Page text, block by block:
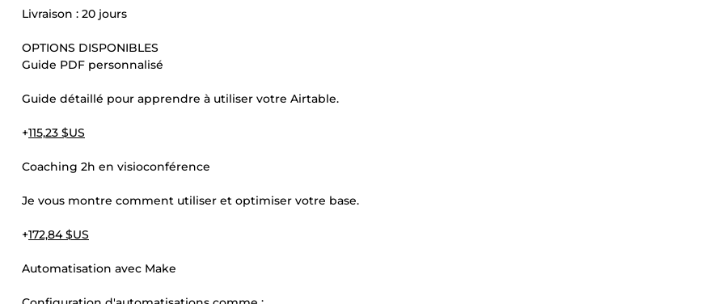
Livraison : 20 jours
OPTIONS DISPONIBLES
Guide PDF personnalisé
Guide détaillé pour apprendre à utiliser votre Airtable.
+115,23 $US
Coaching 2h en visioconférence
Je vous montre comment utiliser et optimiser votre base.
+172,84 $US
Automatisation avec Make